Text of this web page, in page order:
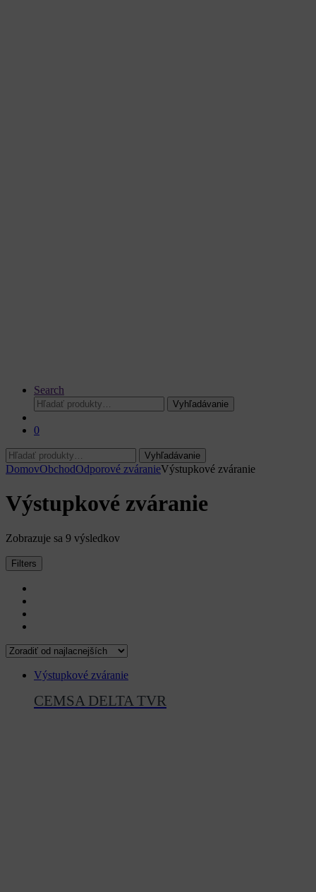
Search
Hľadať:
Vyhľadávanie
0
Hľadať:
Vyhľadávanie
DomovObchodOdporové zváranieVýstupkové zváranie
Výstupkové zváranie
Zobrazuje sa 9 výsledkovZoradené
Filters
Výstupkové zváranie
CEMSA DELTA TVR